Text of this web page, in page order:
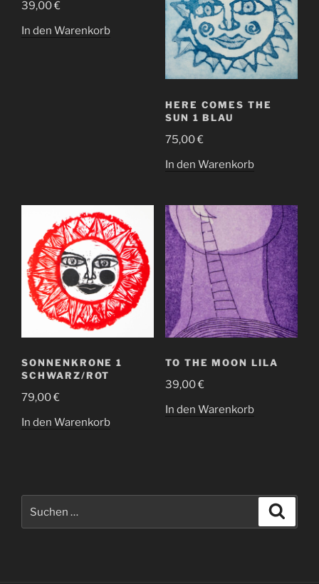
39,00€
In den Warenkorb
HERE COMES THE
SUN 1 BLAU
75,00€
In den Warenkorb
SONNENKRONE 1
SCHWARZ/ROT
79,00€
In den Warenkorb
TO THE MOON LILA
39,00€
In den Warenkorb